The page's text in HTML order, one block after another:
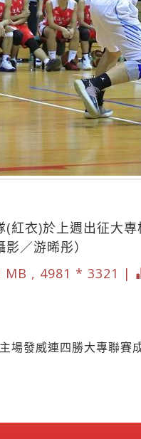
(紅衣)於上週出征大
／游晞彤）
MB , 4981 * 3321 |
場發威連四勝大專聯賽